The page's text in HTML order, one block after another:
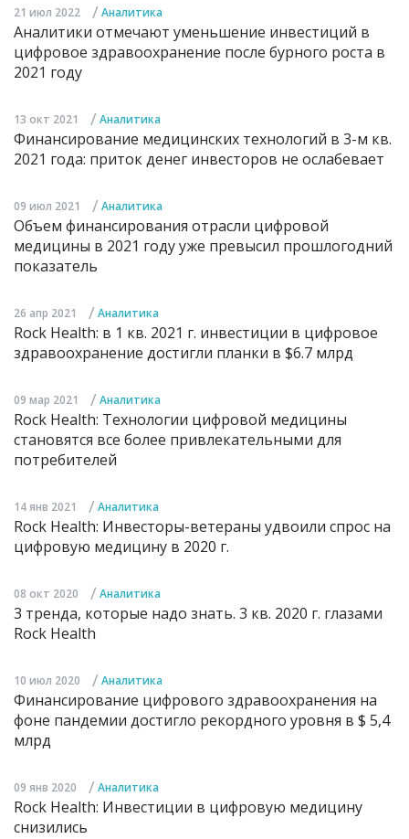
21 июл 2022 / Аналитика
Аналитики отмечают уменьшение инвестиций в
цифровое здравоохранение после бурного роста в
2021 году
13 окт 2021 / Аналитика
Финансирование медицинских технологий в 3-м кв.
2021 года: приток денег инвесторов не ослабевает
09 июл 2021 / Аналитика
Объем финансирования отрасли цифровой
медицины в 2021 году уже превысил прошлогодний
показатель
26 апр 2021 / Аналитика
Rock Health: в 1 кв. 2021 г. инвестиции в цифровое
здравоохранение достигли планки в $6.7 млрд
09 мар 2021 / Аналитика
Rock Health: Технологии цифровой медицины
становятся все более привлекательными для
потребителей
14 янв 2021 / Аналитика
Rock Health: Инвесторы-ветераны удвоили спрос на
цифровую медицину в 2020 г.
08 окт 2020 / Аналитика
3 тренда, которые надо знать. 3 кв. 2020 г. глазами
Rock Health
10 июл 2020 / Аналитика
Финансирование цифрового здравоохранения на
фоне пандемии достигло рекордного уровня в $ 5,4
млрд
09 янв 2020 / Аналитика
Rock Health: Инвестиции в цифровую медицину
снизились